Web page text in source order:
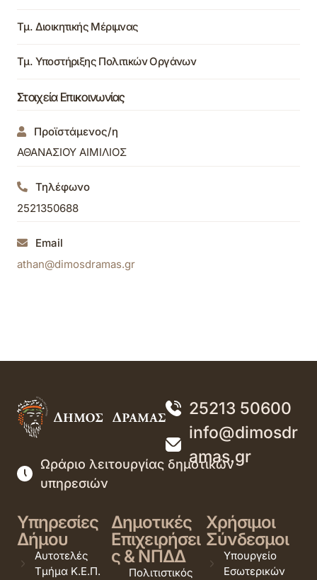
Τμ. Διοικητικής Μέριμνας
Τμ. Υποστήριξης Πολιτικών Οργάνων
Στοιχεία Επικοινωνίας
Προϊστάμενος/η
ΑΘΑΝΑΣΙΟΥ ΑΙΜΙΛΙΟΣ
Τηλέφωνο
2521350688
Email
athan@dimosdramas.gr
25213 50600
info@dimosdr
amas.gr
Ωράριο λειτουργίας δημοτικών
υπηρεσιών
Υπηρεσίες
Δήμου
Αυτοτελές
Τμήμα Κ.Ε.Π.
Δημοτικές
Επιχειρήσει
ς & ΝΠΔΔ
Πολιτιστικός
Χρήσιμοι
Σύνδεσμοι
Υπουργείο
Εσωτερικών